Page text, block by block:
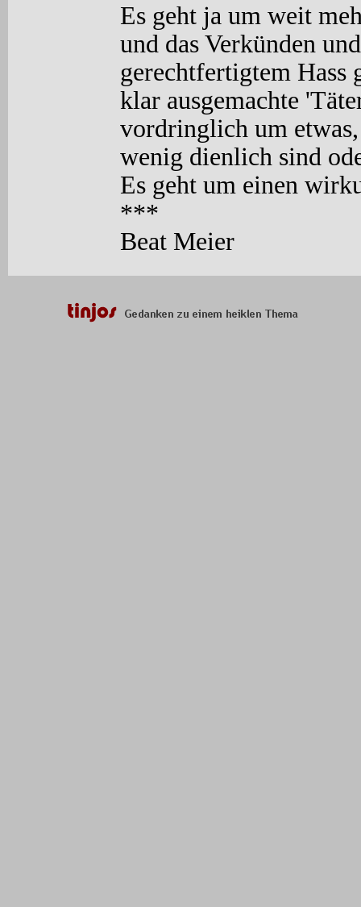
Es geht ja um weit
und das Verkünden
gerechtfertigtem Hass
klar ausgemachte
vordringlich um
wenig dienlich sind
Es geht um einen
***
Beat Meier